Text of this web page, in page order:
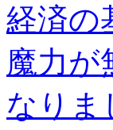
経済の
魔力が
なりま